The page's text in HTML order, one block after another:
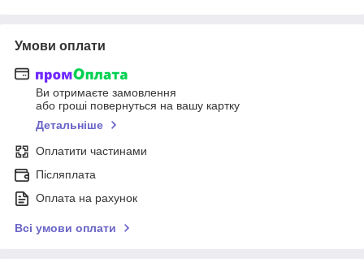
Умови оплати
Ви отримаєте замовлення
або гроші повернуться на вашу картку
Детальніше
Оплатити частинами
Післяплата
Оплата на рахунок
Всі умови оплати